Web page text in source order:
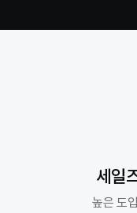
세일
높은 도